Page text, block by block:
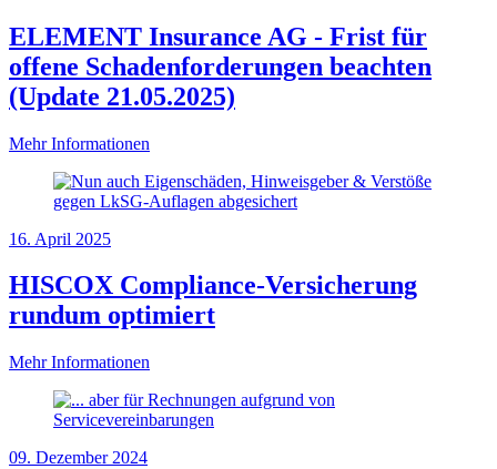
ELEMENT Insurance AG - Frist für
offene Schadenforderungen beachten
(Update 21.05.2025)
Mehr Informationen
16. April 2025
HISCOX Compliance-Versicherung
rundum optimiert
Mehr Informationen
09. Dezember 2024